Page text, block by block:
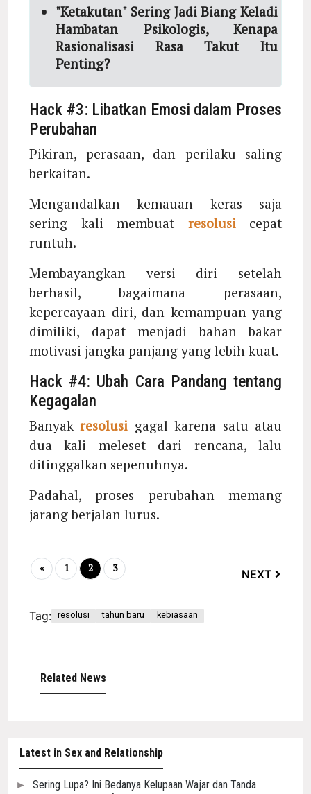
Latest in Sex and Relationship
Sering Lupa? Ini Bedanya Kelupaan Wajar dan Tanda
"Ketakutan" Sering Jadi Biang Keladi
Hambatan Psikologis, Kenapa
Rasionalisasi Rasa Takut Itu
Penting?
Hack #3: Libatkan Emosi dalam Proses
Perubahan
Pikiran, perasaan, dan perilaku saling
berkaitan.
Mengandalkan kemauan keras saja
sering kali membuat resolusicepat
runtuh.
Membayangkan versi diri setelah
berhasil, bagaimana perasaan,
kepercayaan diri, dan kemampuan yang
dimiliki, dapat menjadi bahan bakar
motivasi jangka panjang yang lebih kuat.
Hack #4: Ubah Cara Pandang tentang
Kegagalan
Banyakresolusi gagal karena satu atau
dua kali meleset dari rencana, lalu
ditinggalkan sepenuhnya.
Padahal, proses perubahan memang
jarang berjalan lurus.
« 1 2 3 NEXT
Tag: resolusi tahun baru kebiasaan
Related News